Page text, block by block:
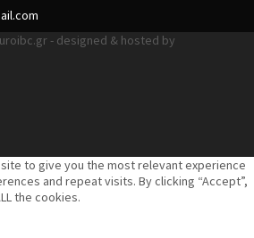
- designed & hosted by
to give you the most relevant experience
and repeat visits. By clicking “Accept”,
the cookies.